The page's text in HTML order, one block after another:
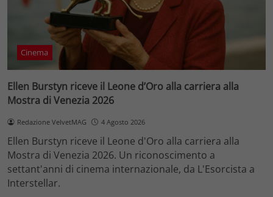
Cinema
Ellen Burstyn riceve il Leone d’Oro alla carriera alla
Mostra di Venezia 2026
Redazione VelvetMAG 4 Agosto 2026
Ellen Burstyn riceve il Leone d'Oro alla carriera alla
Mostra di Venezia 2026. Un riconoscimento a
settant'anni di cinema internazionale, da L'Esorcista a
Interstellar.